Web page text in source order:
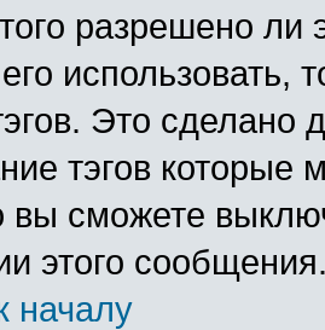
разрешено
использовать,
Это сделано
тэгов
вы сможете
этого
началу